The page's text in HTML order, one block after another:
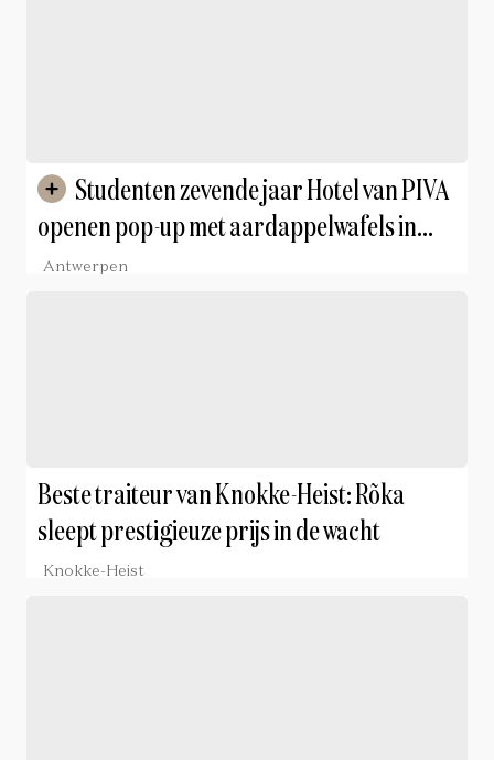
openen pop-up met aardappelwafels in
foodmarket WOLF
Antwerpen
Beste traiteur van Knokke-Heist: Rõka
sleept prestigieuze prijs in de wacht
Knokke-Heist